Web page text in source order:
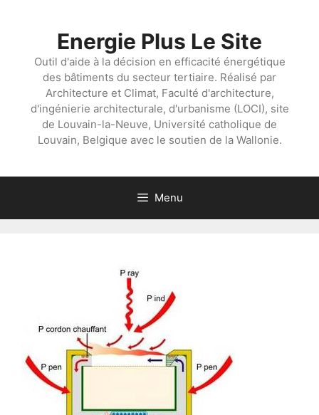
Energie Plus Le Site
Outil d'aide à la décision en efficacité énergétique
des bâtiments du secteur tertiaire. Réalisé par
Architecture et Climat, Faculté d'architecture,
d'ingénierie architecturale, d'urbanisme (LOCI), site
de Louvain-la-Neuve, Université catholique de
Louvain, Belgique avec le soutien de la Wallonie.
Menu